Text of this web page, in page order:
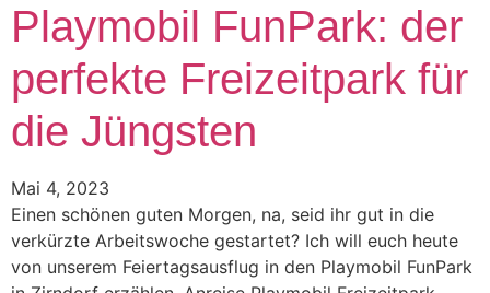
Playmobil FunPark: der
perfekte Freizeitpark für
die Jüngsten
Mai 4, 2023
Einen schönen guten Morgen, na, seid ihr gut in die
verkürzte Arbeitswoche gestartet? Ich will euch heute
von unserem Feiertagsausflug in den Playmobil FunPark